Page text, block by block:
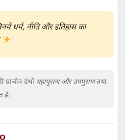
धर्म, नीति और इतिहास का
प्राचीन ग्रंथों महापुराण और उपपुराणतथा
है।